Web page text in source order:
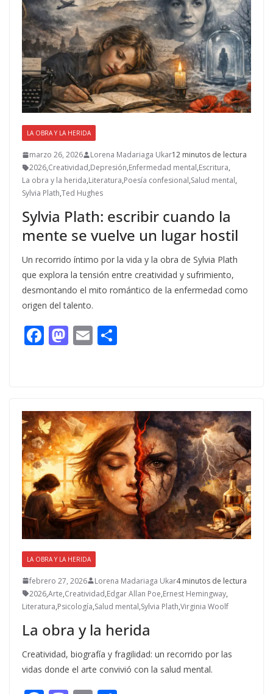
o
k
n ti
r
LA OBRA Y LA HERIDA
marzo 26, 2026 Lorena Madariaga Ukar12 minutos de lectura
2026,Creatividad,Depresión,Enfermedad mental,Escritura,
La obra y la herida,Literatura,Poesía confesional,Salud mental,
Sylvia Plath,Ted Hughes
Sylvia Plath: escribir cuando la
mente se vuelve un lugar hostil
Un recorrido íntimo por la vida y la obra de Sylvia Plath
que explora la tensión entre creatividad y sufrimiento,
desmontando el mito romántico de la enfermedad como
origen del talento.
F
o
o
k
M
o
n
E
ar
ti
r
LA OBRA Y LA HERIDA
febrero 27, 2026 Lorena Madariaga Ukar4 minutos de lectura
2026,Arte,Creatividad,Edgar Allan Poe,Ernest Hemingway,
Literatura,Psicología,Salud mental,Sylvia Plath,Virginia Woolf
La obra y la herida
Creatividad, biografía y fragilidad: un recorrido por las
vidas donde el arte convivió con la salud mental.